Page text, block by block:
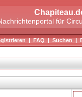
für
|FAQ|Suchen|